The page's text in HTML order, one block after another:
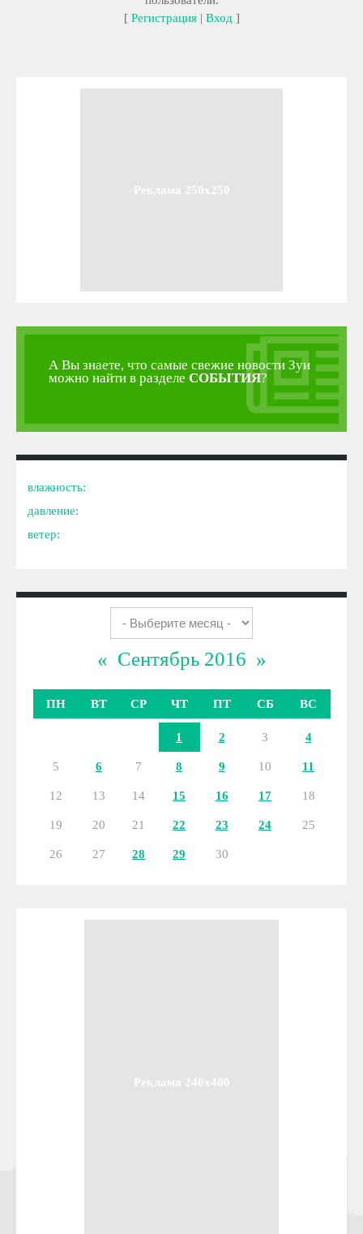
[ Регистрация| Вход]
Реклама 250x250
А Вы знаете, что самые свежие новости Зуи
можно найти в разделе СОБЫТИЯ?
влажность:
давление:
ветер:
« Сентябрь 2016 »
ПН ВТ СР ЧТ ПТ СБ ВС
1 2 3 4
5 6 7 8 9 10 11
12 13 14 15 16 17 18
19 20 21 22 23 24 25
26 27 28 29 30
Реклама 240x400